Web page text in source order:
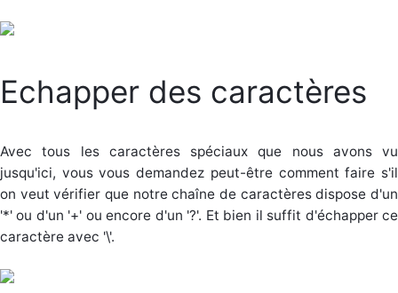
Echapper des caractères
Avec tous les caractères spéciaux que nous avons vu
jusqu'ici, vous vous demandez peut-être comment faire s'il
on veut vérifier que notre chaîne de caractères dispose d'un
'*' ou d'un '+' ou encore d'un '?'. Et bien il suffit d'échapper ce
caractère avec '\'.